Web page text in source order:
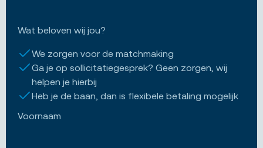
Wat beloven wij jou?
We zorgen voor de matchmaking
Ga je op sollicitatiegesprek? Geen zorgen, wij
helpen je hierbij
Heb je de baan, dan is flexibele betaling mogelijk
Voornaam